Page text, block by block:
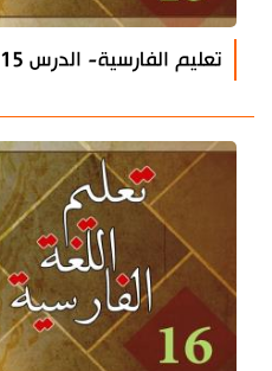
تعليم الفارسية- الدرس 15- في متجر لبيع الساعات